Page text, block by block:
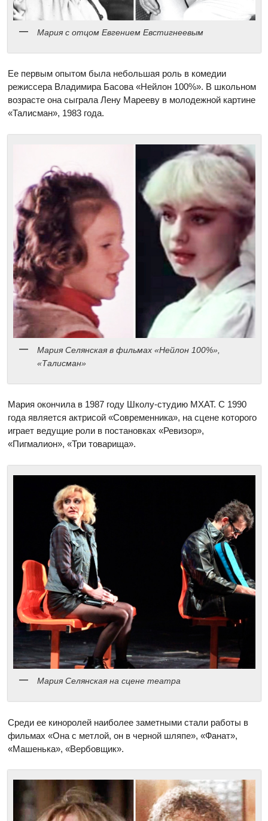
Мария с отцом Евгением Евстигнеевым
Ее первым опытом была небольшая роль в комедии
режиссера Владимира Басова «Нейлон 100%». В школьном
возрасте она сыграла Лену Марееву в молодежной картине
«Талисман», 1983 года.
Мария Селянская в фильмах «Нейлон 100%»,
«Талисман»
Мария окончила в 1987 году Школу-студию МХАТ. С 1990
года является актрисой «Современника», на сцене которого
играет ведущие роли в постановках «Ревизор»,
«Пигмалион», «Три товарища».
Мария Селянская на сцене театра
Среди ее киноролей наиболее заметными стали работы в
фильмах «Она с метлой, он в черной шляпе», «Фанат»,
«Машенька», «Вербовщик».